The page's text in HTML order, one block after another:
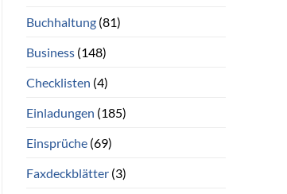
Buchhaltung(81)
Business(148)
Checklisten (4)
Einladungen (185)
Einsprüche(69)
Faxdeckblätter(3)